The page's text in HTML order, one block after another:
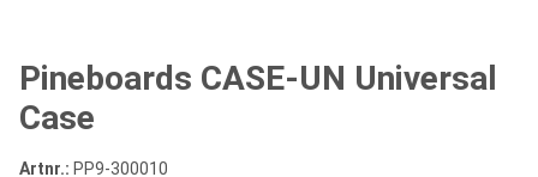
Pineboards CASE-UN Universal
Case
Artnr.: PP9-300010